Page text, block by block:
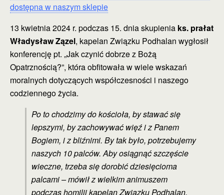
dostępna w naszym sklepie
13 kwietnia 2024 r. podczas 15. dnia skupienia ks. prałat
Władysław Zązel, kapelan Związku Podhalan wygłosił
konferencję pt. „Jak czynić dobrze z Bożą
Opatrznością?”, która obfitowała w wiele wskazań
moralnych dotyczących współczesności i naszego
codziennego życia.
Po to chodzimy do kościoła, by stawać się
lepszymi, by zachowywać więź i z Panem
Bogiem, i z bliźnimi. By tak było, potrzebujemy
naszych 10 palców. Aby osiągnąć szczęście
wieczne, trzeba się dorobić dziesięcioma
palcami – mówił z wielkim animuszem
podczas homilii kapelan Związku Podhalan,